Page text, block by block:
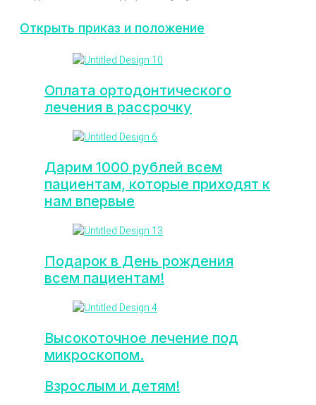
Открыть приказ и положение
Оплата ортодонтического
лечения в рассрочку
Дарим 1000 рублей всем
пациентам, которые приходят к
нам впервые
Подарок в День рождения
всем пациентам!
Высокоточное лечение под
микроскопом.
Взрослым и детям!